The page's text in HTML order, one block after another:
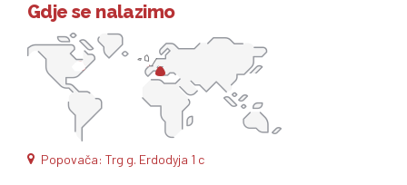
Gdje se nalazimo
Popovača: Trg g. Erdodyja 1 c